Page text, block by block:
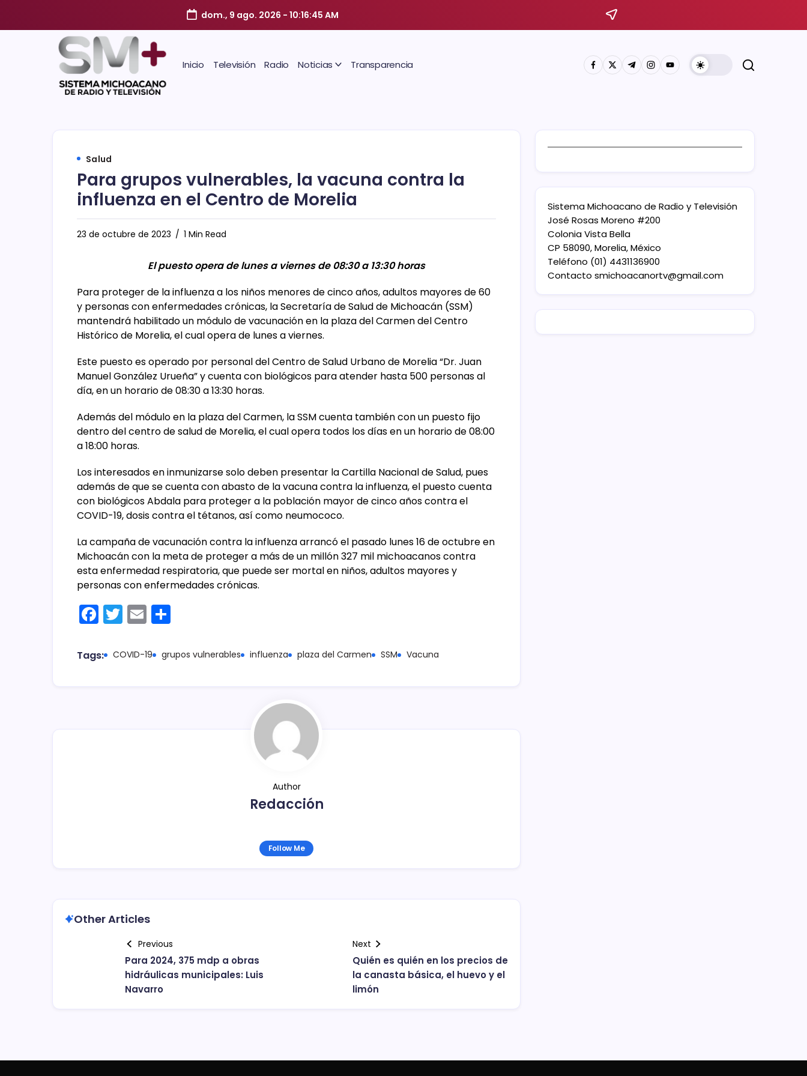
dom., 9 ago. 2026 - 10:16:46 AM
Inicio Televisión Radio Noticias Transparencia
Salud
Para grupos vulnerables, la vacuna contra la
influenza en el Centro de Morelia
23 de octubre de 2023 1 Min Read
El puesto opera de lunes a viernes de 08:30 a 13:30 horas
Para proteger de la influenza a los niños menores de cinco años, adultos mayores de 60
y personas con enfermedades crónicas, la Secretaría de Salud de Michoacán (SSM)
mantendrá habilitado un módulo de vacunación en la plaza del Carmen del Centro
Histórico de Morelia, el cual opera de lunes a viernes.
Este puesto es operado por personal del Centro de Salud Urbano de Morelia “Dr. Juan
Manuel González Urueña” y cuenta con biológicos para atender hasta 500 personas al
día, en un horario de 08:30 a 13:30 horas.
Además del módulo en la plaza del Carmen, la SSM cuenta también con un puesto fijo
dentro del centro de salud de Morelia, el cual opera todos los días en un horario de 08:00
a 18:00 horas.
Los interesados en inmunizarse solo deben presentar la Cartilla Nacional de Salud, pues
además de que se cuenta con abasto de la vacuna contra la influenza, el puesto cuenta
con biológicos Abdala para proteger a la población mayor de cinco años contra el
COVID-19, dosis contra el tétanos, así como neumococo.
La campaña de vacunación contra la influenza arrancó el pasado lunes 16 de octubre en
Michoacán con la meta de proteger a más de un millón 327 mil michoacanos contra
esta enfermedad respiratoria, que puede ser mortal en niños, adultos mayores y
personas con enfermedades crónicas.
F
a
c
T
w
itt
E
m
ai m
Tags: COVID-19 grupos vulnerables influenza plaza del Carmen SSM Vacuna
Author
Redacción
Follow Me
Other Articles
Previous
Para 2024, 375 mdp a obras
hidráulicas municipales: Luis
Navarro
Next
Quién es quién en los precios de
la canasta básica, el huevo y el
limón
Sistema Michoacano de Radio y Televisión
José Rosas Moreno #200
Colonia Vista Bella
CP 58090, Morelia, México
Teléfono (01) 4431136900
Contacto smichoacanortv@gmail.com